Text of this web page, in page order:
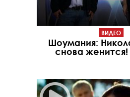
ВИДЕО
Шоумания:
снова